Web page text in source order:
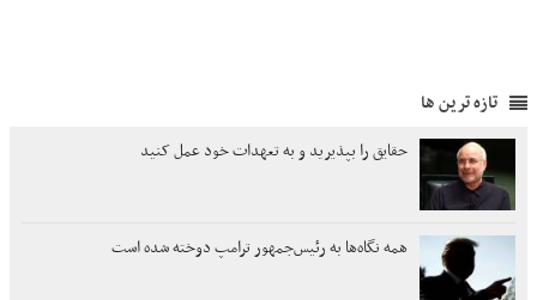
تازه ترین ها
حقایق را بپذیرید و به تعهدات خود عمل کنید
همه نگاه‌ها به رئیس‌جمهور ترامپ دوخته شده است